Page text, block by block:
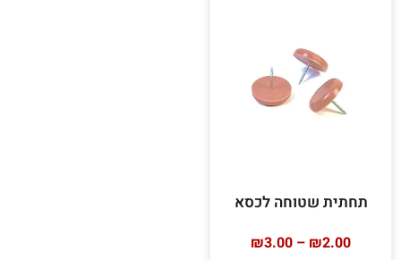
תחתית שטוחה לכסא
₪2.00
–
₪3.00